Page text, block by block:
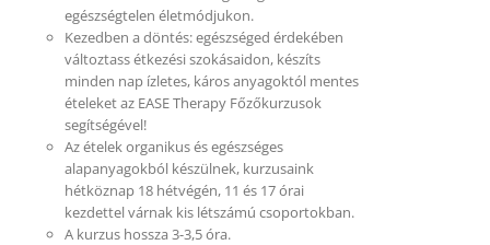
egészségtelen életmódjukon.
Kezedben a döntés: egészséged érdekében
változtass étkezési szokásaidon, készíts
minden nap ízletes, káros anyagoktól mentes
ételeket az EASE Therapy Főzőkurzusok
segítségével!
Az ételek organikus és egészséges
alapanyagokból készülnek, kurzusaink
hétköznap 18 hétvégén, 11 és 17 órai
kezdettel várnak kis létszámú csoportokban.
A kurzus hossza 3-3,5 óra.